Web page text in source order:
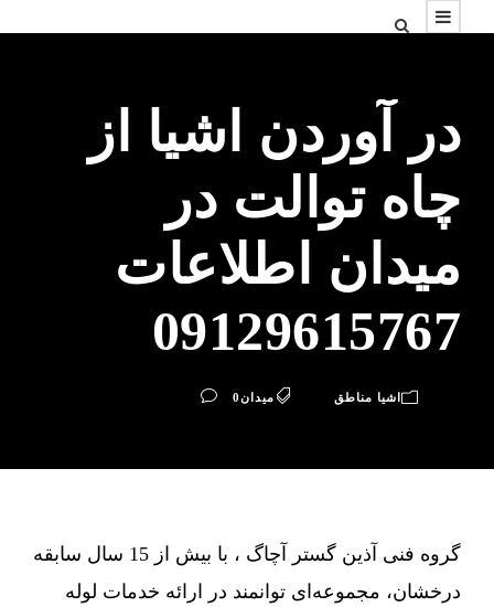
در آوردن اشیا از
چاه توالت در
میدان اطلاعات
09129615767
اشیا مناطق میدان0
گروه فنی آذین گستر آچاگ ، با بیش از 15 سال سابقه
درخشان، مجموعه‌ای توانمند در ارائه خدمات لوله